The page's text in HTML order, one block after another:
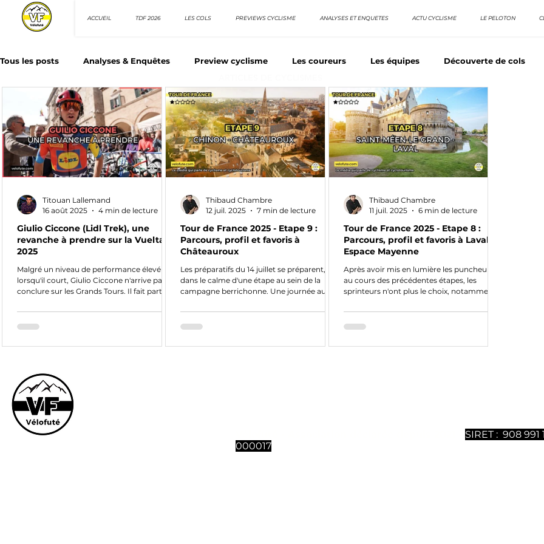
ACCUEIL TDF 2026 LES COLS PREVIEWS CYCLISME ANALYSES ET ENQUETES ACTU CYCLISME LE PELOTON
Tous les posts Analyses & Enquêtes Preview cyclisme Les coureurs Les équipes Découverte de cols
Les Tuto cyclisme Nos séries - Top 10 21e siècle Nos séries - Coureurs sans GT Nos séries - Baroudeurs
Top 10 sprinteurs Top 10 rouleurs Giro d'Italia TDF La vuelta / Tour d'Espagne Rétro
Villes et itinéraire cyclos
Giulio Ciccone (Lidl Trek), une
revanche à prendre sur la Vuelta
2025
Malgré un niveau de performance élevé
lorsqu'il court, Giulio Ciccone n'arrive pas à
conclure sur les Grands Tours. Il fait partie
Titouan Lallemand
16 août 2025
4 min de lecture
Tour de France 2025 - Etape 9 :
Parcours, profil et favoris à
Châteauroux
Les préparatifs du 14 juillet se préparent,
dans le calme d'une étape au sein de la
campagne berrichonne. Une journée au
Thibaud Chambre
12 juil. 2025
7 min de lecture
Tour de France 2025 - Etape 8 :
Parcours, profil et favoris à Laval
Espace Mayenne
Après avoir mis en lumière les puncheurs,
au cours des précédentes étapes, les
sprinteurs n'ont plus le choix, notamment
Thibaud Chambre
11 juil. 2025
6 min de lecture
SIRET : 908 991
000017